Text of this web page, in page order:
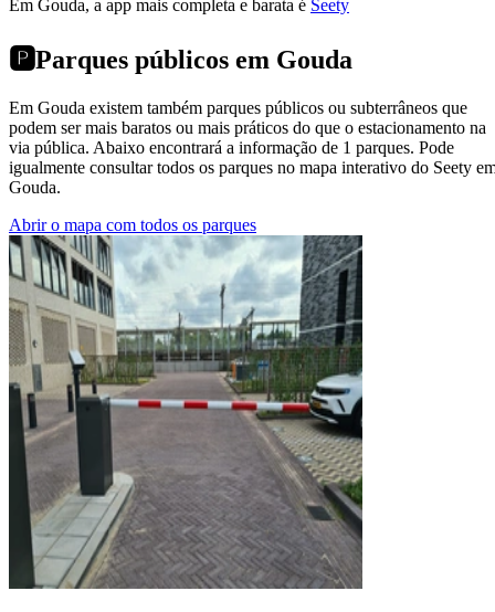
Em Gouda, a app mais completa e barata é Seety
🅿️Parques públicos em Gouda
Em Gouda existem também parques públicos ou subterrâneos que
podem ser mais baratos ou mais práticos do que o estacionamento na
via pública. Abaixo encontrará a informação de 1 parques. Pode
igualmente consultar todos os parques no mapa interativo do Seety
Gouda.
Abrir o mapa com todos os parques